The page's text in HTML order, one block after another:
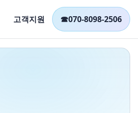
고객지원 ☎070-8098-2506